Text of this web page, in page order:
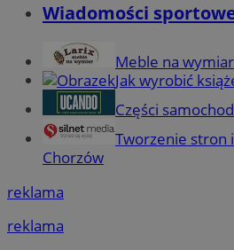
Wiadomości
Meble na wymiar
Jak wyrobić
Części
Tworzenie stron
Chorzów
reklama
reklama